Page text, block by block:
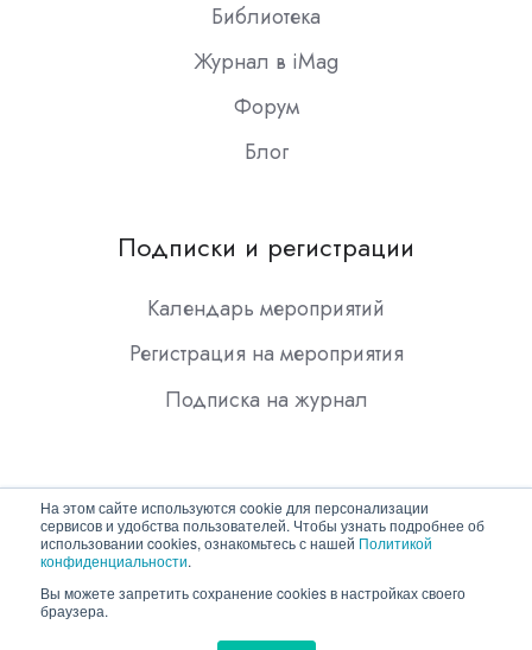
На этом сайте используются cookie для персонализации
сервисов и удобства пользователей. Чтобы узнать подробнее об
использовании cookies, ознакомьтесь с нашей Политикой
конфиденциальности.
Вы можете запретить сохранение cookies в настройках своего
браузера.
Библиотека
Журнал в iMag
Форум
Блог
Подписки и регистрации
Календарь мероприятий
Регистрация на мероприятия
Подписка на журнал
Copyright © 2026 ООО "Гротек"
Политика конфиденциальности